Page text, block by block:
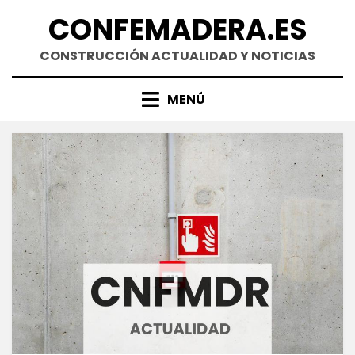
contenidoCONFEMADERA.ES
CONSTRUCCIÓN ACTUALIDAD Y NOTICIAS
MENÚ